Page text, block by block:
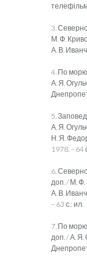
3.
М. Ф.
А. В.
4. По
А. Я.
5.
А. Я.
Н. Я.
1978. – 64
6.
доп. / М. Ф.
А. В.
– 63 с.: ил.
7. По морю
доп. /А. Я.